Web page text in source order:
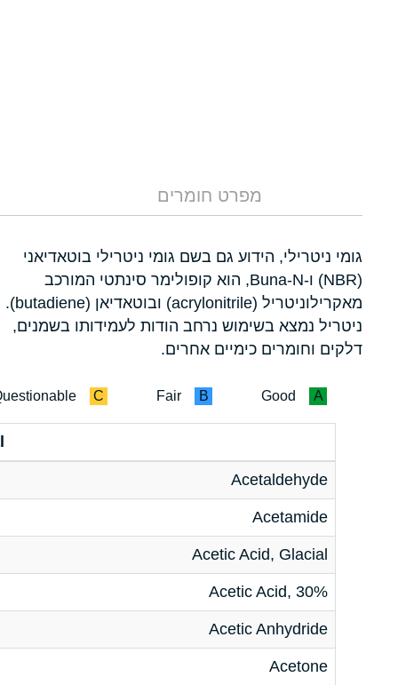
מפרט חומרים
גומי ניטרילי, הידוע גם בשם גומי ניטרילי בוטאדיאני
(NBR) ו-Buna-N, הוא קופולימר סינתטי המורכב
מאקרילוניטריל (acrylonitrile) ובוטאדיאן (butadiene).
ניטריל נמצא בשימוש נרחב הודות לעמידותו בשמנים,
דלקים וחומרים כימיים אחרים.
A
Good
B
Fair
C
Acetaldehyde
Acetamide
Acetic Acid, Glacial
Acetic Acid, 30%
Acetic Anhydride
Acetone